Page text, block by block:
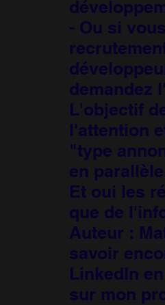
- Ou si
demandez
L'objectif
l'attention
"type
en
Et oui les
que de
Auteur :
savoir
LinkedIn
sur mon